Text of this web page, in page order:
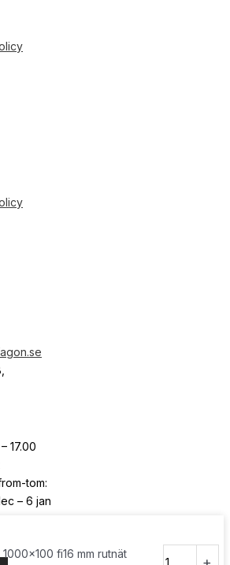
17.00
tom:
– 6 jan
avSvensk Media Partner
fi16 mm rutnät